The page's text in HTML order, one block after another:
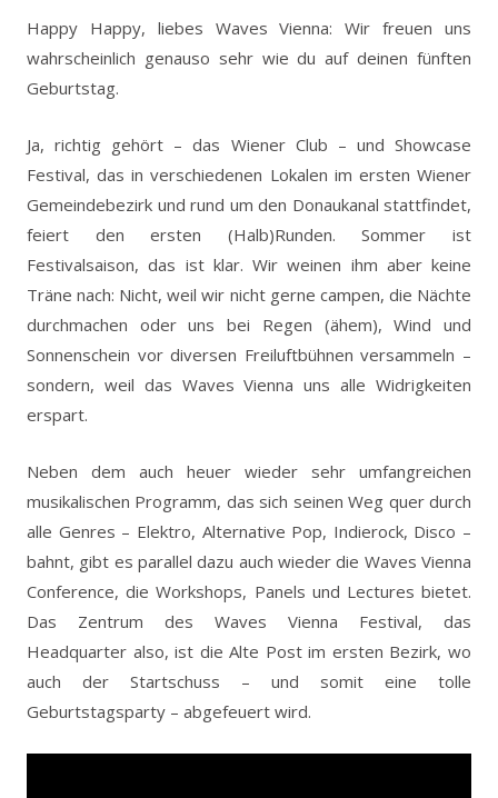
Happy Happy, liebes Waves Vienna: Wir freuen uns
wahrscheinlich genauso sehr wie du auf deinen fünften
Geburtstag.
Ja, richtig gehört – das Wiener Club – und Showcase
Festival, das in verschiedenen Lokalen im ersten Wiener
Gemeindebezirk und rund um den Donaukanal stattfindet,
feiert den ersten (Halb)Runden. Sommer ist
Festivalsaison, das ist klar. Wir weinen ihm aber keine
Träne nach: Nicht, weil wir nicht gerne campen, die Nächte
durchmachen oder uns bei Regen (ähem), Wind und
Sonnenschein vor diversen Freiluftbühnen versammeln –
sondern, weil das Waves Vienna uns alle Widrigkeiten
erspart.
Neben dem auch heuer wieder sehr umfangreichen
musikalischen Programm, das sich seinen Weg quer durch
alle Genres – Elektro, Alternative Pop, Indierock, Disco –
bahnt, gibt es parallel dazu auch wieder die Waves Vienna
Conference, die Workshops, Panels und Lectures bietet.
Das Zentrum des Waves Vienna Festival, das
Headquarter also, ist die Alte Post im ersten Bezirk, wo
auch der Startschuss – und somit eine tolle
Geburtstagsparty – abgefeuert wird.